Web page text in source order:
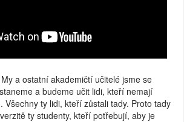
a ostatní akademičtí učitelé jsme se
a budeme učit lidi, kteří nemají
Všechny ty lidi, kteří zůstali tady. Proto tady
ty studenty, kteří potřebují, aby je